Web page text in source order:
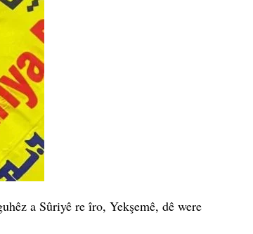
a Sûriyê re îro, Yekşemê, dê were